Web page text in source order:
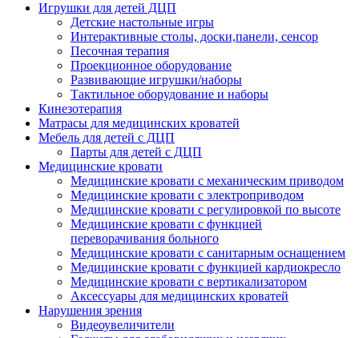
Игрушки для детей ДЦП
Детские настольные игры
Интерактивные столы, доски,панели, сенсор
Песочная терапия
Проекционное оборудование
Развивающие игрушки/наборы
Тактильное оборудование и наборы
Кинезотерапия
Матрасы для медицинских кроватей
Мебель для детей с ДЦП
Парты для детей с ДЦП
Медицинские кровати
Медицинские кровати с механическим приводом
Медицинские кровати с электроприводом
Медицинские кровати с регулировкой по высоте
Медицинские кровати с функцией
переворачивания больного
Медицинские кровати с санитарным оснащением
Медицинские кровати с функцией кардиокресло
Медицинские кровати с вертикализатором
Аксессуары для медицинских кроватей
Нарушения зрения
Видеоувеличители